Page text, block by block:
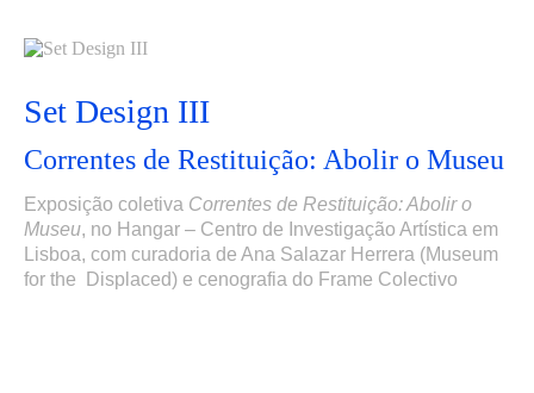
Set Design III
Correntes de Restituição: Abolir o Museu
Exposição coletiva Correntes de Restituição: Abolir o
Museu, no Hangar – Centro de Investigação Artística em
Lisboa, com curadoria de Ana Salazar Herrera (Museum
for the Displaced) e cenografia do Frame Colectivo